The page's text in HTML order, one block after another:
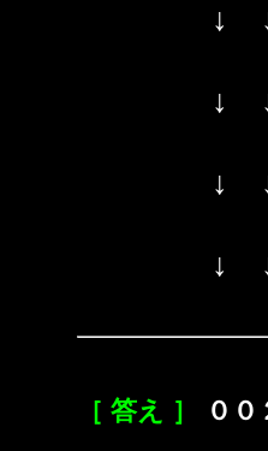
↓
↓
↓
↓
［ 答え ］ ００